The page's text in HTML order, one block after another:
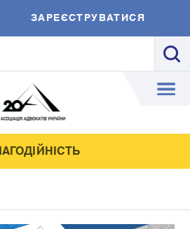
ЗАРЕЄСТРУВАТИСЯ